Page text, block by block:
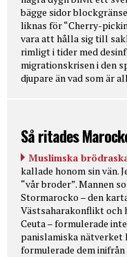
bägge sidor
liknas för “Cherry-
vara att hålla sig till
rimligt i tider med
migrationskrisen i den
djupare än vad som är
Så ritades
Muslimska
kallade honom sin vän.
“vår broder”. Mannen
Stormarocko – den
Västsaharakonflikt och
Ceuta – formulerade
panislamiska nätverket
formulerade dem